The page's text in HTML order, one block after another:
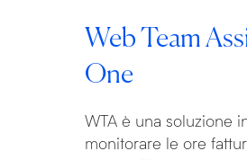
Web Team
One
WTA è una soluzione
monitorare le ore